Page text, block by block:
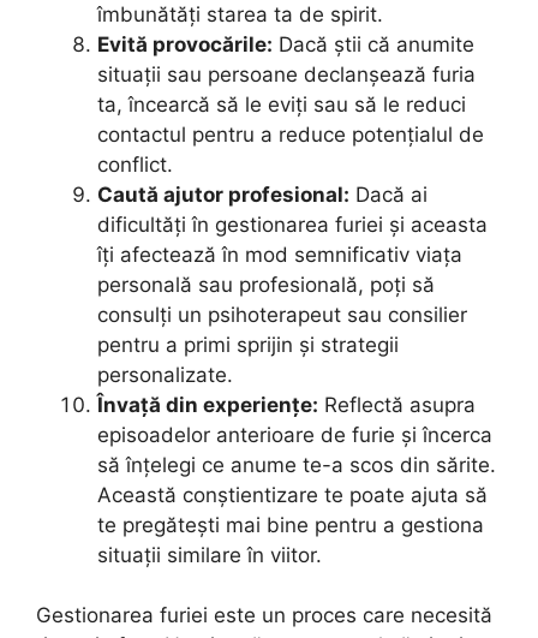
îmbunătăți starea ta de spirit.
Evită provocările: Dacă știi că anumite
situații sau persoane declanșează furia
ta, încearcă să le eviți sau să le reduci
contactul pentru a reduce potențialul de
conflict.
Caută ajutor profesional: Dacă ai
dificultăți în gestionarea furiei și aceasta
îți afectează în mod semnificativ viața
personală sau profesională, poți să
consulți un psihoterapeut sau consilier
pentru a primi sprijin și strategii
personalizate.
Învață din experiențe: Reflectă asupra
episoadelor anterioare de furie și încerca
să înțelegi ce anume te-a scos din sărite.
Această conștientizare te poate ajuta să
te pregătești mai bine pentru a gestiona
situații similare în viitor.
Gestionarea furiei este un proces care necesită